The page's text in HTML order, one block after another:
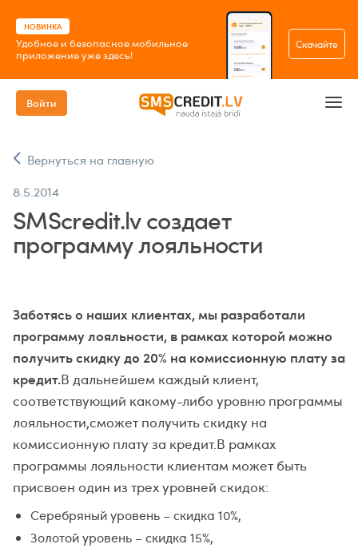
НОВИНКА
Удобное и безопасное мобильное
приложение уже здесь!
Скачайте
Войти
Вернуться на главную
8.5.2014
SMScredit.lv создает
программу лояльности
Заботясь о наших клиентах, мы разработали
программу лояльности, в рамках которой можно
получить скидку до 20% на комиссионную плату за
кредит.В дальнейшем каждый клиент,
соответствующий какому-либо уровню программы
лояльности,сможет получить скидку на
комиссионную плату за кредит.В рамках
программы лояльности клиентам может быть
присвоен один из трех уровней скидок:
Серебряный уровень – скидка 10%,
Золотой уровень – скидка 15%,